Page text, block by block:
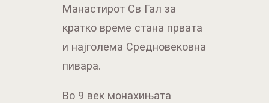
Манастирот Св Гал за
кратко време стана првата
и најголема Средновековна
пивара.
Во 9 век монахињата